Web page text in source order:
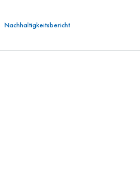
Nachhaltigkeitsbericht